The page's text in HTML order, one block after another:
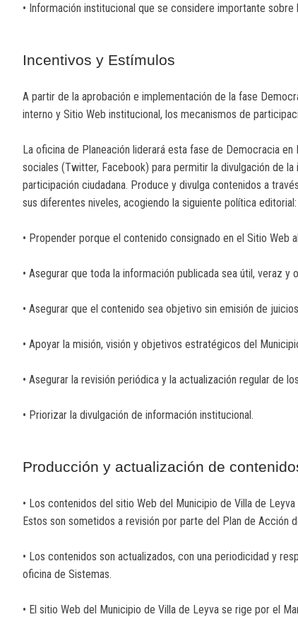
• Información institucional que se considere importante
Incentivos y Estímulos
A partir de la aprobación e implementación de la fase
interno y Sitio Web institucional, los mecanismos de
La oficina de Planeación liderará esta fase de Democracia
sociales (Twitter, Facebook) para permitir la divulgación de
participación ciudadana. Produce y divulga contenidos a
sus diferentes niveles, acogiendo la siguiente política editorial:
• Propender porque el contenido consignado en el Sitio
• Asegurar que toda la información publicada sea útil, veraz y
• Asegurar que el contenido sea objetivo sin emisión de
• Apoyar la misión, visión y objetivos estratégicos del
• Asegurar la revisión periódica y la actualización regular de
• Priorizar la divulgación de información institucional.
Producción y actualización de
• Los contenidos del sitio Web del Municipio de Villa de
Estos son sometidos a revisión por parte del Plan de Acción
• Los contenidos son actualizados, con una periodicidad y
oficina de Sistemas.
• El sitio Web del Municipio de Villa de Leyva se rige por el